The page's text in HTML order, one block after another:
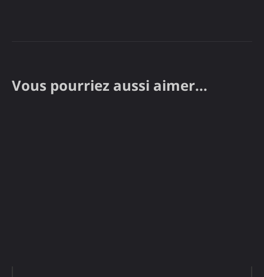
Vous pourriez aussi aimer...